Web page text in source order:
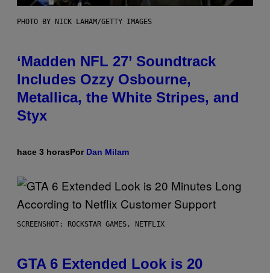
PHOTO BY NICK LAHAM/GETTY IMAGES
‘Madden NFL 27’ Soundtrack
Includes Ozzy Osbourne,
Metallica, the White Stripes, and
Styx
hace 3 horasPor Dan Milam
SCREENSHOT: ROCKSTAR GAMES, NETFLIX
GTA 6 Extended Look is 20